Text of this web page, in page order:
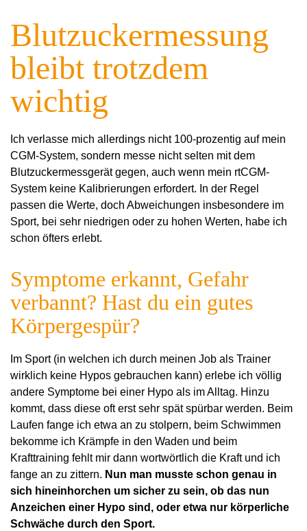
Blutzuckermessung
bleibt trotzdem
wichtig
Ich verlasse mich allerdings nicht 100-prozentig auf mein
CGM-System, sondern messe nicht selten mit dem
Blutzuckermessgerät gegen, auch wenn mein rtCGM-
System keine Kalibrierungen erfordert. In der Regel
passen die Werte, doch Abweichungen insbesondere im
Sport, bei sehr niedrigen oder zu hohen Werten, habe ich
schon öfters erlebt.
Symptome erkannt, Gefahr
verbannt? Hast du ein gutes
Körpergespür?
Im Sport (in welchen ich durch meinen Job als Trainer
wirklich keine Hypos gebrauchen kann) erlebe ich völlig
andere Symptome bei einer Hypo als im Alltag. Hinzu
kommt, dass diese oft erst sehr spät spürbar werden. Beim
Laufen fange ich etwa an zu stolpern, beim Schwimmen
bekomme ich Krämpfe in den Waden und beim
Krafttraining fehlt mir dann wortwörtlich die Kraft und ich
fange an zu zittern. Nun man musste schon genau in
sich hineinhorchen um sicher zu sein, ob das nun
Anzeichen einer Hypo sind, oder etwa nur körperliche
Schwäche durch den Sport.